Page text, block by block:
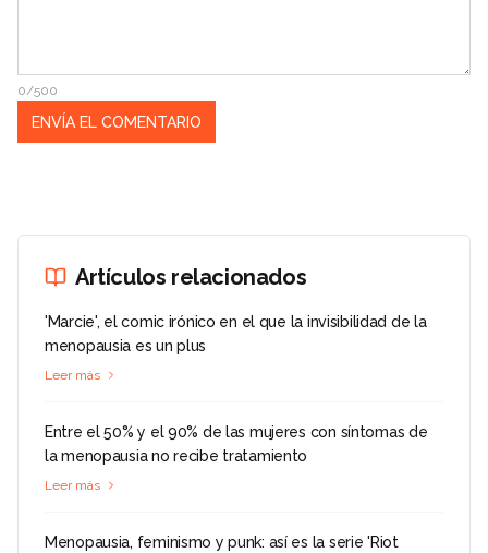
0/500
Artículos relacionados
'Marcie', el comic irónico en el que la invisibilidad de la
menopausia es un plus
Leer más
Entre el 50% y el 90% de las mujeres con síntomas de
la menopausia no recibe tratamiento
Leer más
Menopausia, feminismo y punk: así es la serie 'Riot